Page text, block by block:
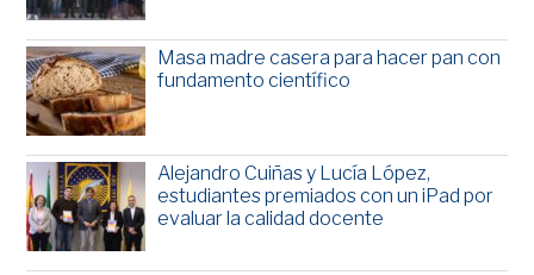
Masa madre casera para hacer pan con
fundamento científico
Alejandro Cuiñas y Lucía López,
estudiantes premiados con un iPad por
evaluar la calidad docente